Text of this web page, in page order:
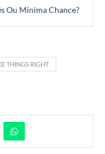
Ou Mínima Chance?
THINGS RIGHT